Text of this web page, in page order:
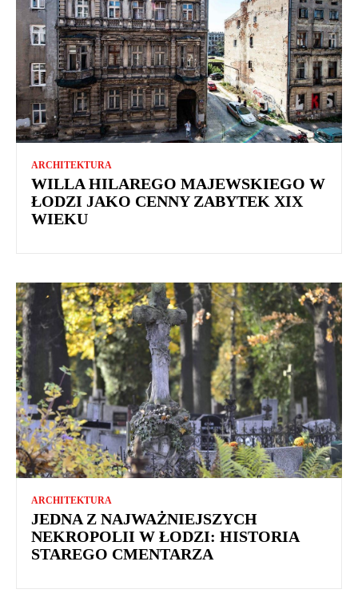
ARCHITEKTURA
WILLA HILAREGO MAJEWSKIEGO W
ŁODZI JAKO CENNY ZABYTEK XIX
WIEKU
ARCHITEKTURA
JEDNA Z NAJWAŻNIEJSZYCH
NEKROPOLII W ŁODZI: HISTORIA
STAREGO CMENTARZA